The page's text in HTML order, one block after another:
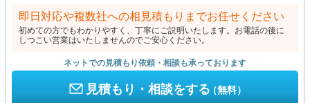
即日対応や複数社への相見積もりまでお任せください
初めての方でもわかりやすく、丁寧にご説明いたします。お電話の後に
しつこい営業はいたしませんのでご安心ください。
ネットでの見積もり依頼・相談も承っております
見積もり・相談をする（無料）